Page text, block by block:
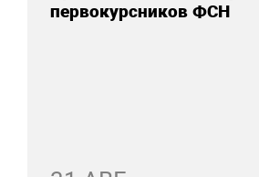
первокурсников ФСН